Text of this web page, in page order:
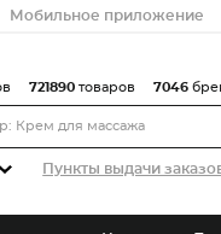
Мобильное приложение
Пункты выдачи
721890 товаров 7046